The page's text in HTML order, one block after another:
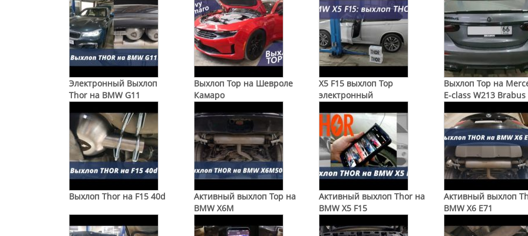
Электронный Выхлоп
Thor на BMW G11
Выхлоп Тор на Шевроле
Камаро
X5 F15 выхлоп Тор
электронный
Выхлоп Тор на
E-class W213 Brabus
Выхлоп Thor на F15 40d
Активный выхлоп Тор на
BMW X6M
Активный выхлоп Thor на
BMW X5 F15
Активный выхлоп
BMW X6 E71